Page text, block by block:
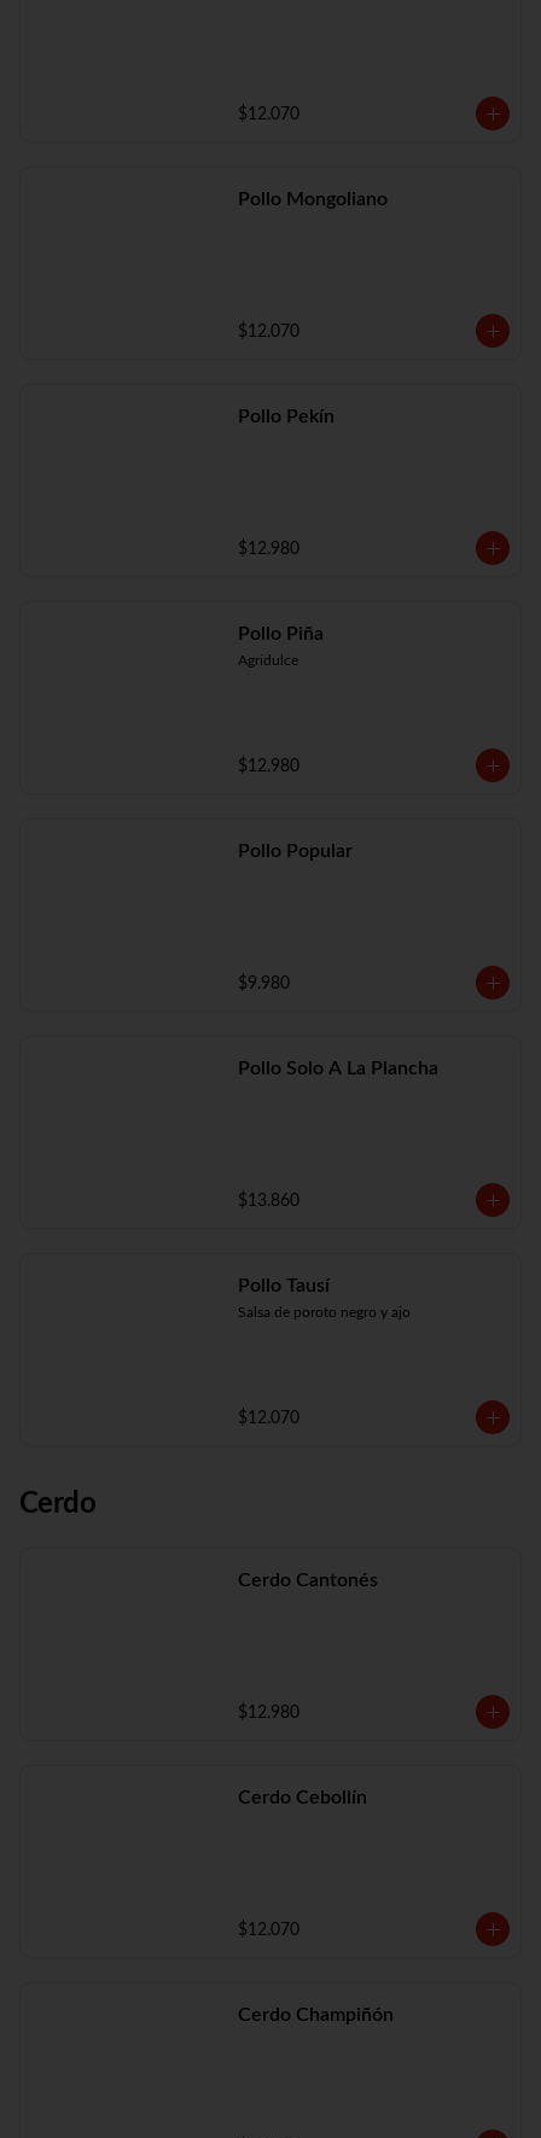
$12.070
Pollo Mongoliano
$12.070
Pollo Pekín
$12.980
Pollo Piña
Agridulce
$12.980
Pollo Popular
$9.980
Pollo Solo A La Plancha
$13.860
Pollo Tausí
Salsa de poroto negro y ajo
$12.070
Cerdo
Cerdo Cantonés
$12.980
Cerdo Cebollín
$12.070
Cerdo Champiñón